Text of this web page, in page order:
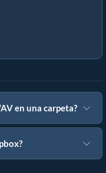
en una carpeta?